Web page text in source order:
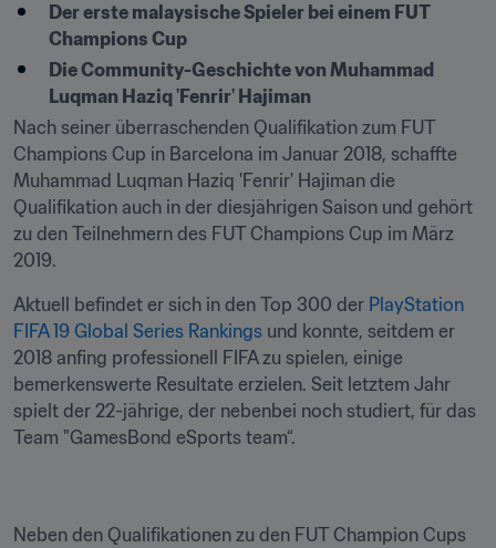
Der erste malaysische Spieler bei einem FUT
Champions Cup
Die Community-Geschichte von Muhammad
Luqman Haziq 'Fenrir' Hajiman
Nach seiner überraschenden Qualifikation zum FUT
Champions Cup in Barcelona im Januar 2018, schaffte
Muhammad Luqman Haziq 'Fenrir' Hajiman die
Qualifikation auch in der diesjährigen Saison und gehört
zu den Teilnehmern des FUT Champions Cup im März
2019.
Aktuell befindet er sich in den Top 300 der PlayStation
FIFA 19 Global Series Rankings und konnte, seitdem er
2018 anfing professionell FIFA zu spielen, einige
bemerkenswerte Resultate erzielen. Seit letztem Jahr
spielt der 22-jährige, der nebenbei noch studiert, für das
Team "GamesBond eSports team“.
Neben den Qualifikationen zu den FUT Champion Cups